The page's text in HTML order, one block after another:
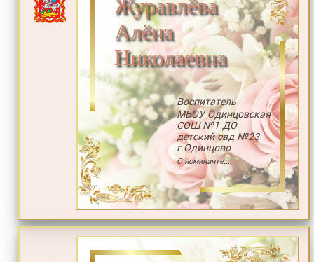
Журавлёва
Алёна
Николаевна
Воспитатель
МБОУ Одинцовская
СОШ №1 ДО
детский сад №23
г.Одинцово
О номинанте...